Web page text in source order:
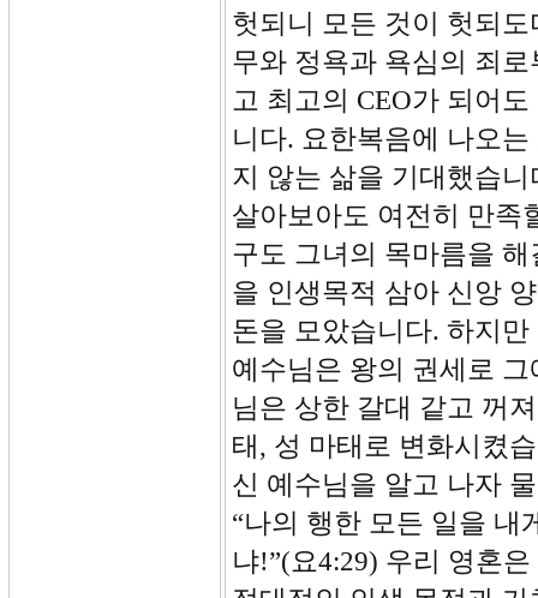
헛되니 모든 것이 헛되
무와 정욕과 욕심의 죄
고 최고의 CEO가 되어
니다. 요한복음에 나오
지 않는 삶을 기대했습
살아보아도 여전히 만족
구도 그녀의 목마름을
을 인생목적 삼아 신앙
돈을 모았습니다. 하지
예수님은 왕의 권세로
님은 상한 갈대 같고 꺼
태, 성 마태로 변화시켰
신 예수님을 알고 나자
“나의 행한 모든 일을 내
냐!”(요4:29) 우리 영혼